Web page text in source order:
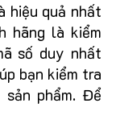
hiệu quả nhất
hãng là kiểm
số duy nhất
bạn kiểm tra
phẩm. Để